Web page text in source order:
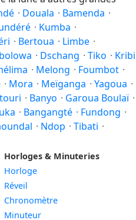
· Douala · Bamenda ·
· Kumba ·
· Bertoua · Limbe ·
· Dschang · Tiko · Kribi
· Melong · Foumbot ·
· Mora · Meïganga · Yagoua ·
· Banyo · Garoua Boulaï ·
· Bangangté · Fundong ·
· Ndop · Tibati ·
Horloges & Minuteries
Horloge
Réveil
Chronomètre
Minuteur